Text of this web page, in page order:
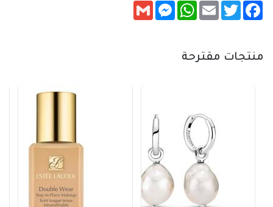
Facebook
Twitter
Email
WhatsApp
Messenger
Gmail
منتجات مقترحة